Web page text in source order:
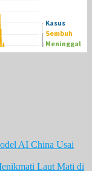
AI China Usai
Laut Mati di